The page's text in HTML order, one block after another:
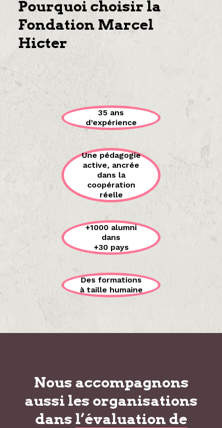
Pourquoi choisir la
Fondation Marcel
Hicter
35 ans
d’expérience
Une pédagogie
active, ancrée
dans la
coopération
réelle
+1000 alumni
dans
+30 pays
Des formations
à taille humaine
Nous accompagnons
aussi les organisations
dans l’évaluation de